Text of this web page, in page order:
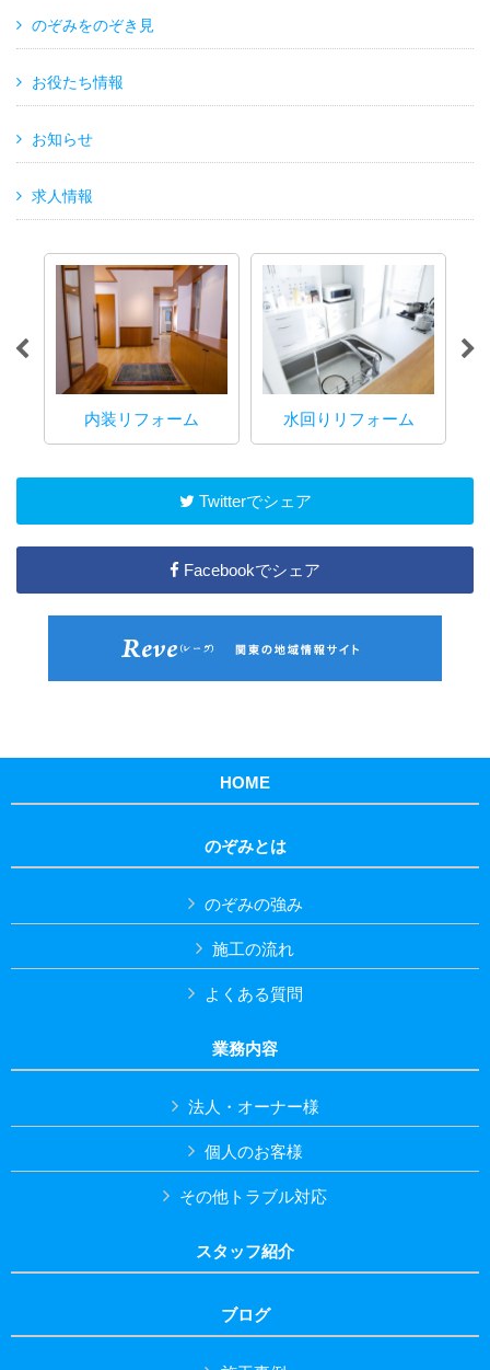
のぞみをのぞき見
お役たち情報
お知らせ
求人情報
内装リフォーム 水回りリフォーム
Twitterでシェア
Facebookでシェア
HOME
のぞみとは
のぞみの強み
施工の流れ
よくある質問
業務内容
法人・オーナー様
個人のお客様
その他トラブル対応
スタッフ紹介
ブログ